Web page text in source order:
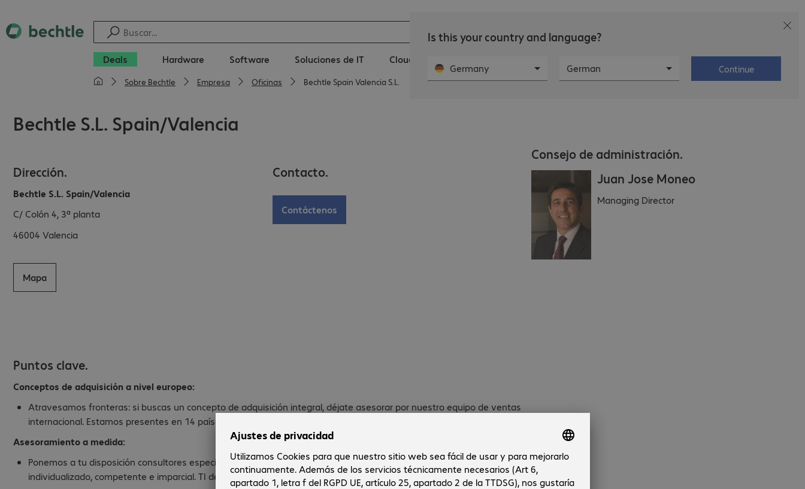
Is this your country and language?
Germany German Continue
Deals Hardware Software Soluciones de IT Cloud
Sobre Bechtle Empresa Oficinas Bechtle Spain Valencia S.L.
Bechtle S.L. Spain/Valencia
Contacto.
Contáctenos
Dirección.
Bechtle S.L. Spain/Valencia
C/ Colón 4, 3ª planta
46004 Valencia
Mapa
Consejo de administración.
Juan Jose Moneo
Managing Director
Puntos clave.
Conceptos de adquisición a nivel europeo:
Atravesamos fronteras: si buscas un concepto de adquisición integral, déjate asesorar por nuestro equipo de ventas
internacional. Estamos presentes en 14 países y gestionamos una logística potente.
Asesoramiento a medida:
Ponemos a tu disposición consultores especializados a nivel nacional e internacional. Te ofrecemos un asesoramiento
individualizado, competente e imparcial. TI de la mano de un solo proveedor.